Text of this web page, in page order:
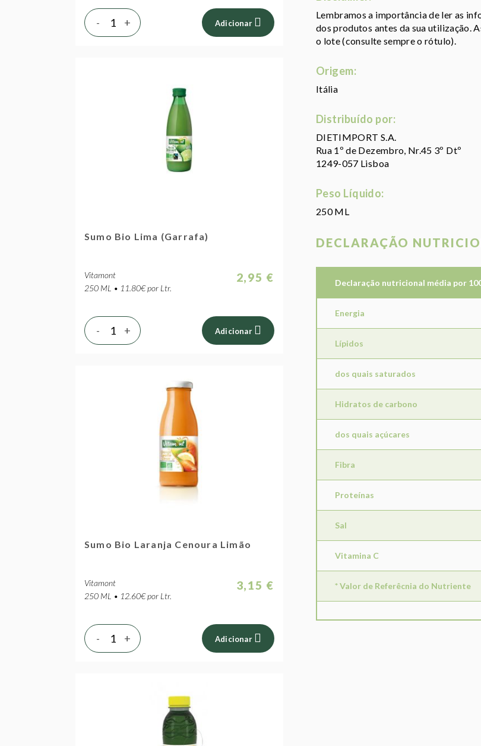
Lembramos a importância de ler as
dos produtos antes da sua utilização.
o lote (consulte sempre o rótulo).
Origem:
Itália
Distribuído por:
DIETIMPORT S.A.
Rua 1º de Dezembro, Nr.45 3º Dtº
1249-057 Lisboa
Peso Líquido:
250 ML
DECLARAÇÃO
Declaração nutricional média por
Energia
Lípidos
dos quais saturados
Hidratos de carbono
dos quais açúcares
Fibra
Proteínas
Sal
Vitamina C
* Valor de Referêcnia do Nutriente
+
- Adicionar
Sumo Bio Lima (Garrafa)
Vitamont
250 ML • 11.80€ por Ltr.
2,95 €
+
- Adicionar
Sumo Bio Laranja Cenoura Limão
Vitamont
250 ML • 12.60€ por Ltr.
3,15 €
+
- Adicionar